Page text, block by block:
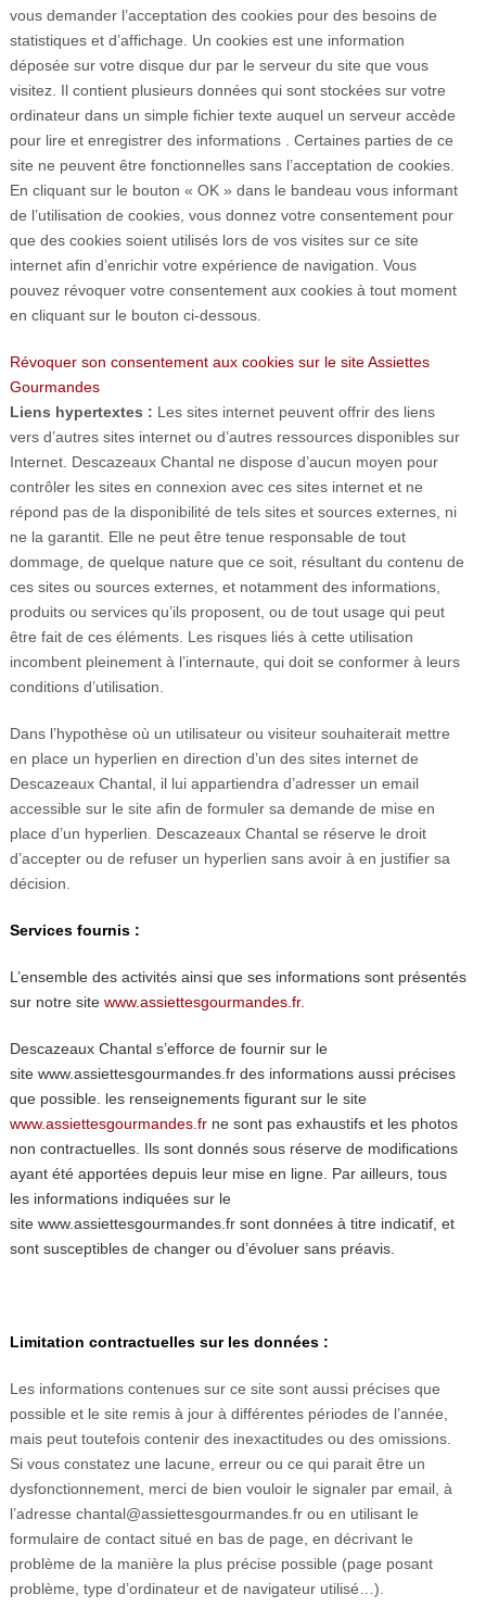
vous demander l’acceptation des cookies pour des besoins de
statistiques et d’affichage. Un cookies est une information
déposée sur votre disque dur par le serveur du site que vous
visitez. Il contient plusieurs données qui sont stockées sur votre
ordinateur dans un simple fichier texte auquel un serveur accède
pour lire et enregistrer des informations . Certaines parties de ce
site ne peuvent être fonctionnelles sans l’acceptation de cookies.
En cliquant sur le bouton « OK » dans le bandeau vous informant
de l’utilisation de cookies, vous donnez votre consentement pour
que des cookies soient utilisés lors de vos visites sur ce site
internet afin d’enrichir votre expérience de navigation. Vous
pouvez révoquer votre consentement aux cookies à tout moment
en cliquant sur le bouton ci-dessous.
Révoquer son consentement aux cookies sur le site Assiettes
Gourmandes
Liens hypertextes : Les sites internet peuvent offrir des liens
vers d’autres sites internet ou d’autres ressources disponibles sur
Internet. Descazeaux Chantal ne dispose d’aucun moyen pour
contrôler les sites en connexion avec ces sites internet et ne
répond pas de la disponibilité de tels sites et sources externes, ni
ne la garantit. Elle ne peut être tenue responsable de tout
dommage, de quelque nature que ce soit, résultant du contenu de
ces sites ou sources externes, et notamment des informations,
produits ou services qu’ils proposent, ou de tout usage qui peut
être fait de ces éléments. Les risques liés à cette utilisation
incombent pleinement à l’internaute, qui doit se conformer à leurs
conditions d’utilisation.
Dans l’hypothèse où un utilisateur ou visiteur souhaiterait mettre
en place un hyperlien en direction d’un des sites internet de
Descazeaux Chantal, il lui appartiendra d’adresser un email
accessible sur le site afin de formuler sa demande de mise en
place d’un hyperlien. Descazeaux Chantal se réserve le droit
d’accepter ou de refuser un hyperlien sans avoir à en justifier sa
décision.
Services fournis :
L’ensemble des activités ainsi que ses informations sont présentés
sur notre site www.assiettesgourmandes.fr.
Descazeaux Chantal s’efforce de fournir sur le
site www.assiettesgourmandes.fr des informations aussi précises
que possible. les renseignements figurant sur le site
www.assiettesgourmandes.frne sont pas exhaustifs et les photos
non contractuelles. Ils sont donnés sous réserve de modifications
ayant été apportées depuis leur mise en ligne. Par ailleurs, tous
les informations indiquées sur le
site www.assiettesgourmandes.fr sont données à titre indicatif, et
sont susceptibles de changer ou d’évoluer sans préavis.
Limitation contractuelles sur les données :
Les informations contenues sur ce site sont aussi précises que
possible et le site remis à jour à différentes périodes de l’année,
mais peut toutefois contenir des inexactitudes ou des omissions.
Si vous constatez une lacune, erreur ou ce qui parait être un
dysfonctionnement, merci de bien vouloir le signaler par email, à
l’adresse chantal@assiettesgourmandes.fr ou en utilisant le
formulaire de contact situé en bas de page, en décrivant le
problème de la manière la plus précise possible (page posant
problème, type d’ordinateur et de navigateur utilisé…).